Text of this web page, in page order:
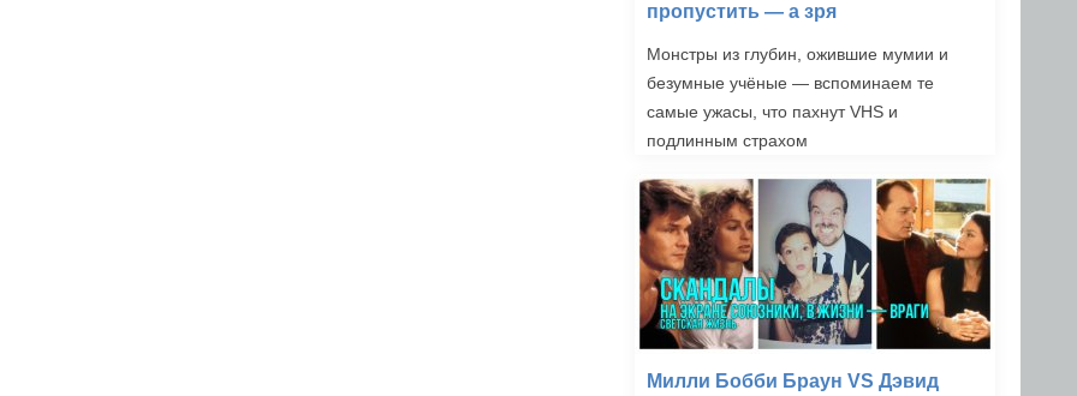
пропустить — а зря
Монстры из глубин, ожившие мумии и
безумные учёные — вспоминаем те
самые ужасы, что пахнут VHS и
подлинным страхом
Милли Бобби Браун VS Дэвид